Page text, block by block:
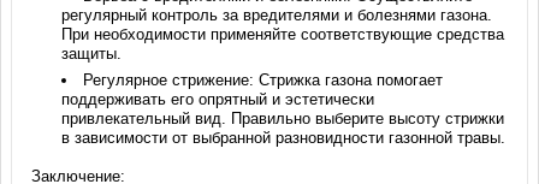
регулярный контроль за вредителями и болезнями газона.
При необходимости применяйте соответствующие средства
защиты.
Регулярное стрижение: Стрижка газона помогает
поддерживать его опрятный и эстетически
привлекательный вид. Правильно выберите высоту стрижки
в зависимости от выбранной разновидности газонной травы.
Заключение: